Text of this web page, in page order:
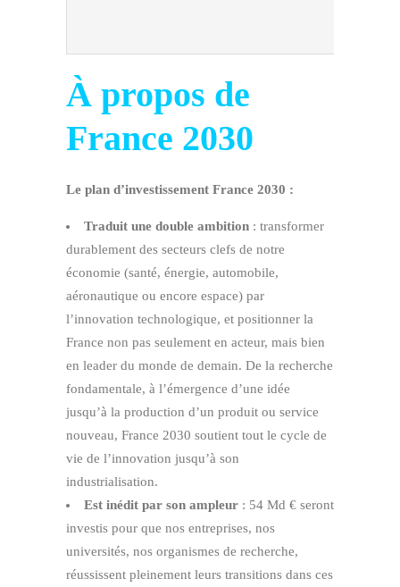
À propos de
France 2030
Le plan d’investissement France 2030 :
Traduit une double ambition : transformer
durablement des secteurs clefs de notre
économie (santé, énergie, automobile,
aéronautique ou encore espace) par
l’innovation technologique, et positionner la
France non pas seulement en acteur, mais bien
en leader du monde de demain. De la recherche
fondamentale, à l’émergence d’une idée
jusqu’à la production d’un produit ou service
nouveau, France 2030 soutient tout le cycle de
vie de l’innovation jusqu’à son
industrialisation.
Est inédit par son ampleur : 54 Md € seront
investis pour que nos entreprises, nos
universités, nos organismes de recherche,
réussissent pleinement leurs transitions dans ces